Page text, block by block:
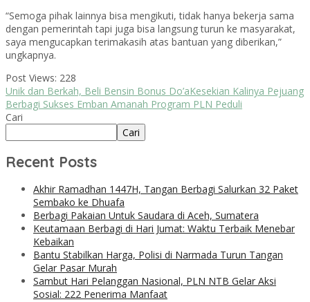
“Semoga pihak lainnya bisa mengikuti, tidak hanya bekerja sama
dengan pemerintah tapi juga bisa langsung turun ke masyarakat,
saya mengucapkan terimakasih atas bantuan yang diberikan,”
ungkapnya.
Post Views: 228
Unik dan Berkah, Beli Bensin Bonus Do’aKesekian Kalinya Pejuang
Berbagi Sukses Emban Amanah Program PLN Peduli
Cari
Cari
Recent Posts
Akhir Ramadhan 1447H, Tangan Berbagi Salurkan 32 Paket
Sembako ke Dhuafa
Berbagi Pakaian Untuk Saudara di Aceh, Sumatera
Keutamaan Berbagi di Hari Jumat: Waktu Terbaik Menebar
Kebaikan
Bantu Stabilkan Harga, Polisi di Narmada Turun Tangan
Gelar Pasar Murah
Sambut Hari Pelanggan Nasional, PLN NTB Gelar Aksi
Sosial: 222 Penerima Manfaat